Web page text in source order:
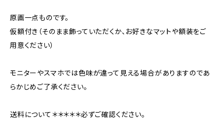
原画一点ものです。
仮額付き（そのまま飾っていただくか、お好きなマットや額装をご
用意ください）
モニターやスマホでは色味が違って見える場合がありますのであ
らかじめご了承ください。
送料について＊＊＊＊＊必ずご確認ください。